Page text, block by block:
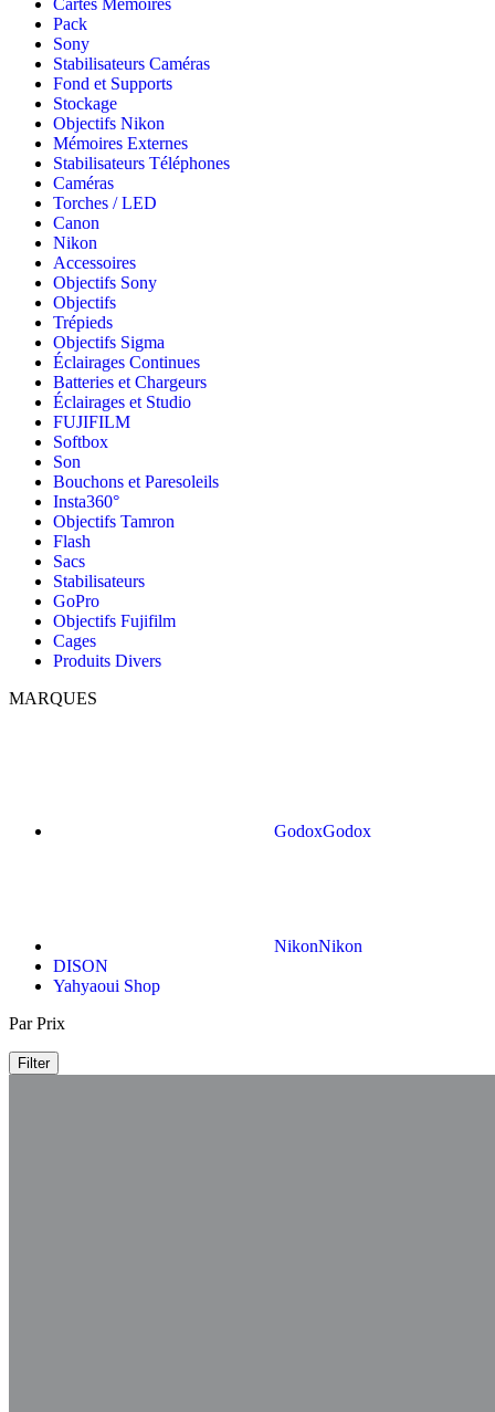
Cartes Mémoires
Pack
Sony
Stabilisateurs Caméras
Fond et Supports
Stockage
Objectifs Nikon
Mémoires Externes
Stabilisateurs Téléphones
Caméras
Torches / LED
Canon
Nikon
Accessoires
Objectifs Sony
Objectifs
Trépieds
Objectifs Sigma
Éclairages Continues
Batteries et Chargeurs
Éclairages et Studio
FUJIFILM
Softbox
Son
Bouchons et Paresoleils
Insta360°
Objectifs Tamron
Flash
Sacs
Stabilisateurs
GoPro
Objectifs Fujifilm
Cages
Produits Divers
MARQUES
GodoxGodox
NikonNikon
DISON
Yahyaoui Shop
Par Prix
Filter